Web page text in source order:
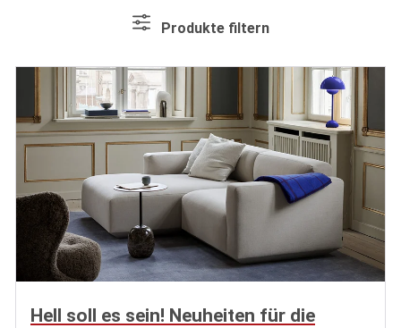
Produkte filtern
Hell soll es sein! Neuheiten für die